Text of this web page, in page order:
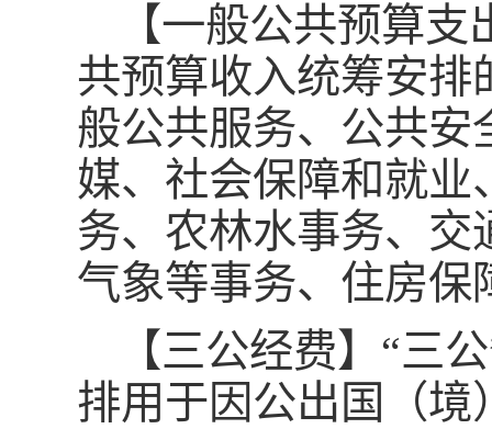
【一般公共预算
共预算收入统筹安
般公共服务、公共安
媒、社会保障和就
务、农林水事务、
气象等事务、住房保
【三公经费】“三
排用于因公出国（境